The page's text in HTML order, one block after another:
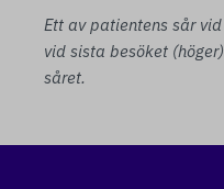
Ett av patientens sår
vid sista besöket
såret.